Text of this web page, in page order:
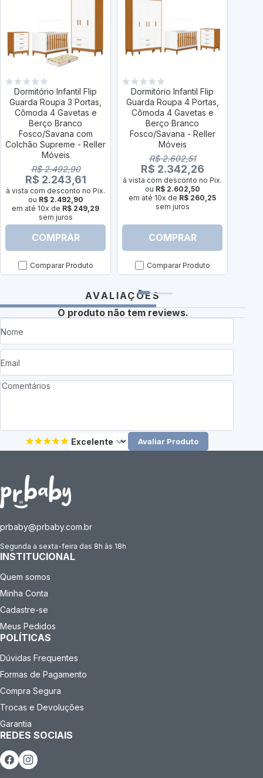
Dormitório Infantil Flip
Guarda Roupa 3 Portas,
Cômoda 4 Gavetas e
Berço Branco
Fosco/Savana com
Colchão Supreme - Reller
Móveis
R$ 2.492,90
R$ 2.243,61
à vista com desconto no Pix.
ou R$ 2.492,90
em até 10x de R$ 249,29
sem juros
COMPRAR
Comparar Produto
Dormitório Infantil Flip
Guarda Roupa 4 Portas,
Cômoda 4 Gavetas e
Berço Branco
Fosco/Savana - Reller
Móveis
R$ 2.602,51
R$ 2.342,26
à vista com desconto no Pix.
ou R$ 2.602,50
em até 10x de R$ 260,25
sem juros
COMPRAR
Comparar Produto
AVALIAÇÕES
O produto não tem reviews.
Avaliar Produto
prbaby@prbaby.com.br
Segunda a sexta-feira das 8h às 18h
INSTITUCIONAL
Quem somos
Minha Conta
Cadastre-se
Meus Pedidos
POLÍTICAS
Dúvidas Frequentes
Formas de Pagamento
Compra Segura
Trocas e Devoluções
Garantia
REDES SOCIAIS